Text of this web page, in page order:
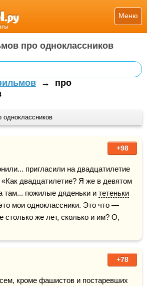
Меню
про одноклассников
→ про
+98
пригласили на двадцатилетие
двадцатилетие? Я же в девятом
там... пожилые дяденьки и тетеньки
мои одноклассники. Это что —
столько же лет, сколько и им? О,
+78
кроме фашистов и постаревших